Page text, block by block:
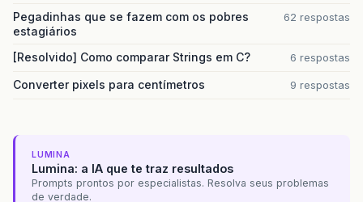
Pegadinhas que se fazem com os pobres
estagiários
62 respostas
[Resolvido] Como comparar Strings em C? 6 respostas
Converter pixels para centímetros 9 respostas
LUMINA
Lumina: a IA que te traz resultados
Prompts prontos por especialistas. Resolva seus problemas
de verdade.